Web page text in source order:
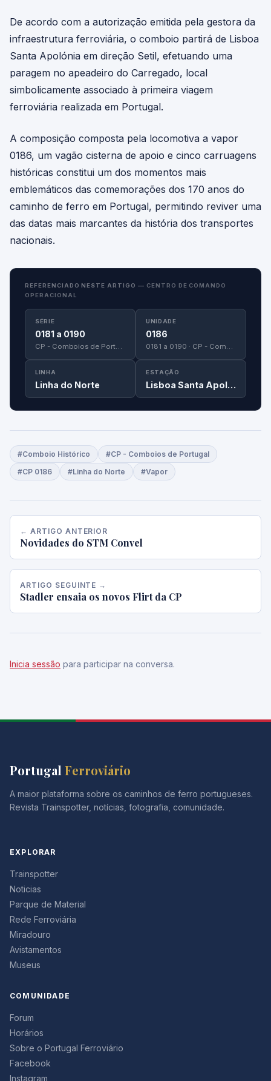
De acordo com a autorização emitida pela gestora da
infraestrutura ferroviária, o comboio partirá de Lisboa
Santa Apolónia em direção Setil, efetuando uma
paragem no apeadeiro do Carregado, local
simbolicamente associado à primeira viagem
ferroviária realizada em Portugal.
A composição composta pela locomotiva a vapor
0186, um vagão cisterna de apoio e cinco carruagens
históricas constitui um dos momentos mais
emblemáticos das comemorações dos 170 anos do
caminho de ferro em Portugal, permitindo reviver uma
das datas mais marcantes da história dos transportes
nacionais.
REFERENCIADO NESTE ARTIGO — CENTRO DE COMANDO
OPERACIONAL
SÉRIE
0181 a 0190
CP - Comboios de Portugal
UNIDADE
0186
0181 a 0190 · CP - Comboios de Portugal
LINHA
Linha do Norte
ESTAÇÃO
Lisboa Santa Apolónia
#Comboio Histórico
#CP - Comboios de Portugal
#CP 0186
#Linha do Norte #Vapor
← ARTIGO ANTERIOR
Novidades do STM Convel
ARTIGO SEGUINTE →
Stadler ensaia os novos Flirt da CP
Inicia sessão para participar na conversa.
Portugal Ferroviário
A maior plataforma sobre os caminhos de ferro portugueses.
Revista Trainspotter, notícias, fotografia, comunidade.
EXPLORAR
Trainspotter
Noticias
Parque de Material
Rede Ferroviária
Miradouro
Avistamentos
Museus
COMUNIDADE
Forum
Horários
Sobre o Portugal Ferroviário
Facebook
Instagram